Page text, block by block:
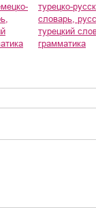
турецко-
словарь,
турецкий
грамматика